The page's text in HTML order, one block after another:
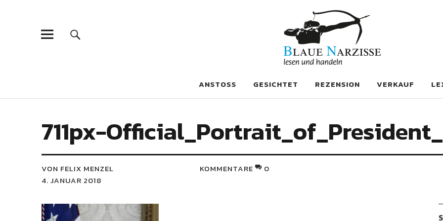
Blaue Narzisse
ANSTOSS GESICHTET REZENSION VERKAUF
711px-
VON FELIX MENZEL
4. JANUAR 2018
KOMMENTARE 0